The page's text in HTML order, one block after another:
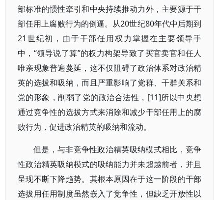
部标准的惯性牵引和中央持续推动力外，主要源于干
部任用上腐败行为的倒逼。从20世纪80年代中后期到
21世纪初，由于干部任用权力掌握在主要领导手
中，“领导说了算”的权力构架导致了买官卖官和任人
唯亲现象普遍蔓延，这不仅阻碍了政治体系对政治精
英的选拔和吸纳，而且严重影响了党群、干群关系和
党的形象，削弱了党的政治合法性，[11]所以中央想
通过竞争性的选拔方式来消除和减少干部任用上的腐
败行为，促进政治精英的吸纳和流动。
但是，与非竞争性政治精英吸纳模式相比，竞争
性政治精英吸纳模式的吸纳能力并未超越前者，并且
呈现不断下降趋势。其根本原因在于这一阶段的干部
选拔用任用制度虽然嵌入了竞争性，但缺乏开放性以